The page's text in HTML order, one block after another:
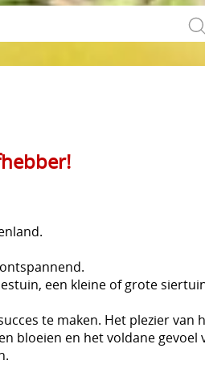
een kleine of grote
te maken. Het plezier van
bloeien en het voldane gevoel